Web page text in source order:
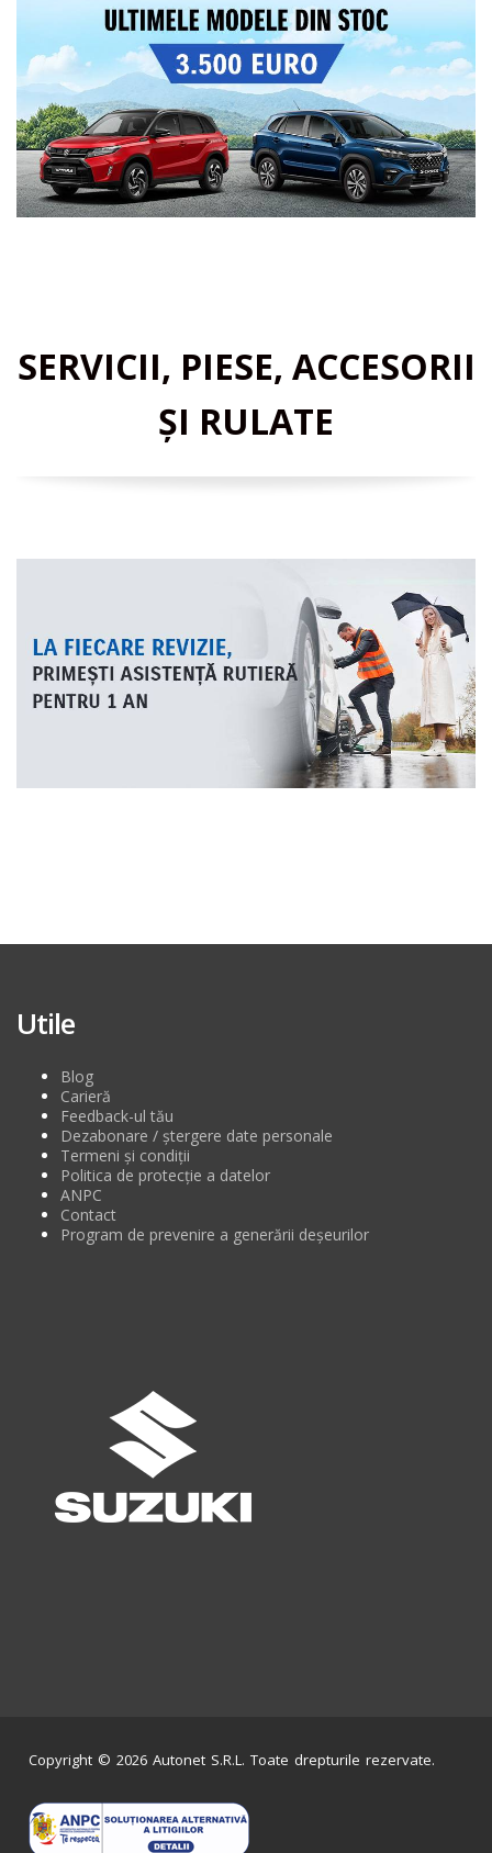
SERVICII, PIESE, ACCESORII
ȘI RULATE
Utile
Blog
Carieră
Feedback-ul tău
Dezabonare / ștergere date personale
Termeni și condiții
Politica de protecție a datelor
ANPC
Contact
Program de prevenire a generării deșeurilor
Copyright © 2026 Autonet S.R.L. Toate drepturile rezervate.